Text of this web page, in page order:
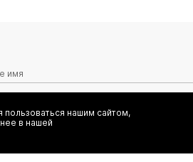
на сбор, обработку и хранение
нашим сайтом,
в нашей